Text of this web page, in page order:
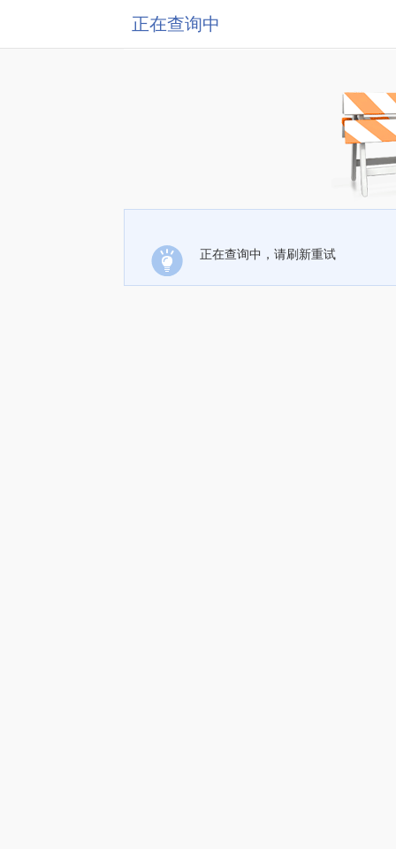
正在查询中
正在查询中，请刷新重试